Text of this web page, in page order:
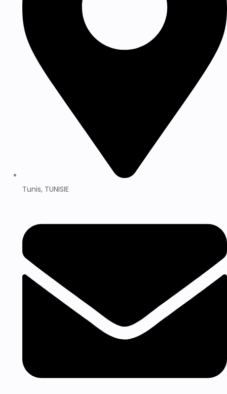
Tunis, TUNISIE